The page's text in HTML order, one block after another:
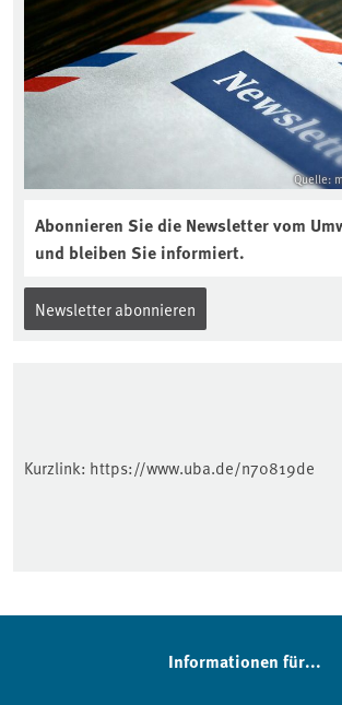
Quelle:
Abonnieren Sie die Newsletter vom
und bleiben Sie informiert.
Newsletter abonnieren
Kurzlink: https://www.uba.de/n70819de
Informationen für...